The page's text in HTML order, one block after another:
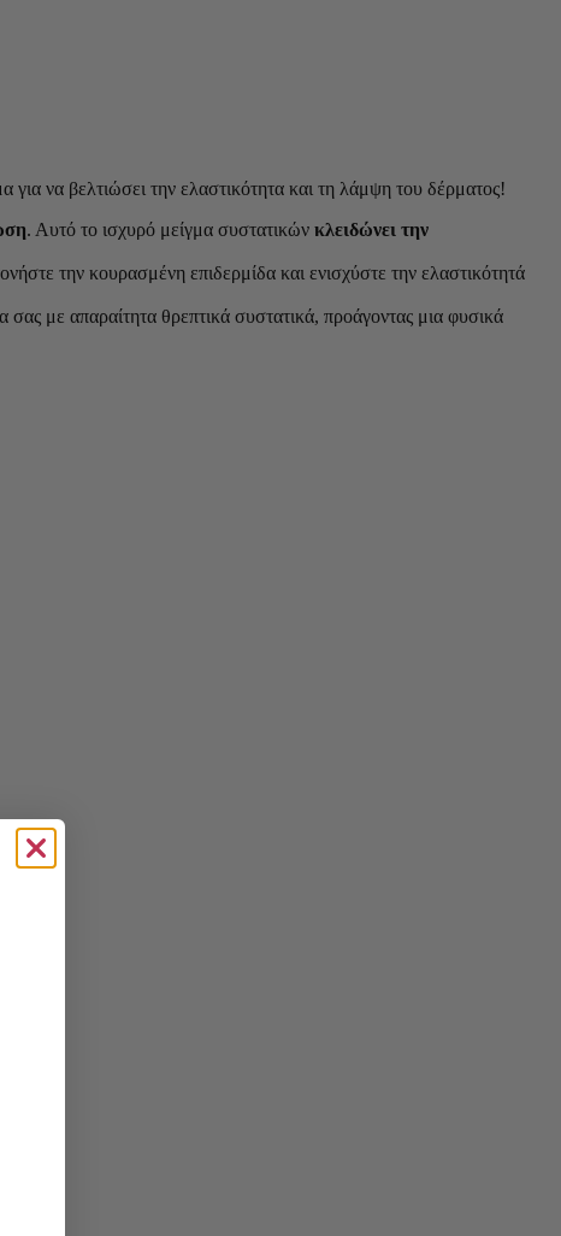
να βελτιώσει την ελαστικότητα και τη λάμψη του δέρματος!
. Αυτό το ισχυρό μείγμα συστατικών κλειδώνει την
την κουρασμένη επιδερμίδα και ενισχύστε την ελαστικότητά
σας με απαραίτητα θρεπτικά συστατικά, προάγοντας μια φυσικά